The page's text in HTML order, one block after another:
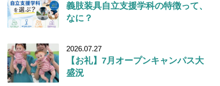
義肢装具自立支援学科の特徴って、
なに？
2026.07.27
【お礼】7月オープンキャンパス大
盛況